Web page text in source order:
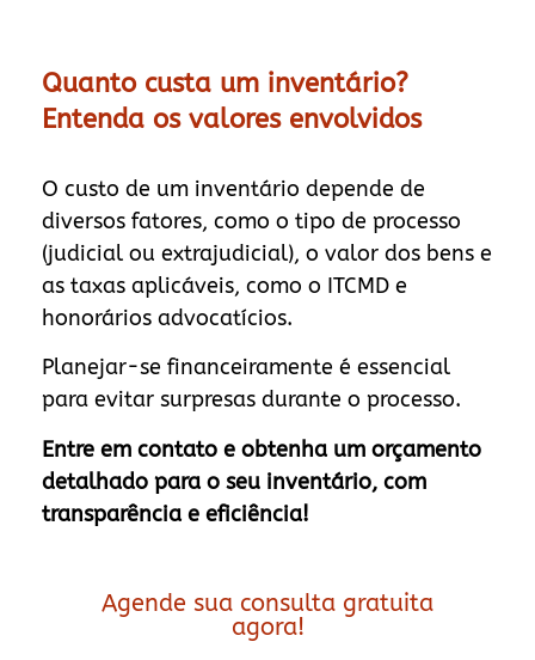
Quanto custa um inventário?
Entenda os valores envolvidos
O custo de um inventário depende de
diversos fatores, como o tipo de processo
(judicial ou extrajudicial), o valor dos bens e
as taxas aplicáveis, como o ITCMD e
honorários advocatícios.
Planejar-se financeiramente é essencial
para evitar surpresas durante o processo.
Entre em contato e obtenha um orçamento
detalhado para o seu inventário, com
transparência e eficiência!
Agende sua consulta gratuita
agora!